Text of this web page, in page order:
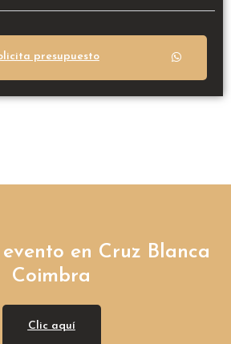
presupuesto
en Cruz Blanca
Coimbra
Clic aquí